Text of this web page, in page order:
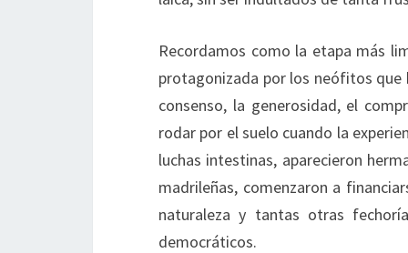
Recordamos como la etapa más
protagonizada por los neófitos que
consenso, la generosidad, el
rodar por el suelo cuando la
luchas intestinas, aparecieron
madrileñas, comenzaron a
naturaleza y tantas otras
democráticos.